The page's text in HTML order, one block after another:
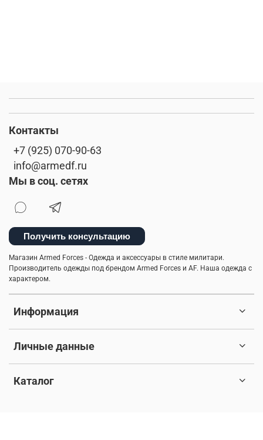
Информация
Личные данные
Каталог
Контакты
+7 (925) 070-90-63
info@armedf.ru
Мы в соц. сетях
Получить консультацию
Магазин Armed Forces - Одежда и аксессуары в стиле милитари.
Производитель одежды под брендом Armed Forces и AF. Наша одежда с
характером.